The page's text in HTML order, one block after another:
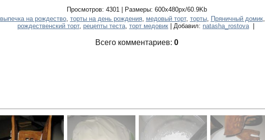
Просмотров: 4301 | Размеры: 600x480px/60.9Kb
выпечка на рождество, торты на день рождения, медовый торт, торты, Пряничный домик,
рождественский торт, рецепты теста, торт медовик | Добавил: natasha_rostova|
Всего комментариев: 0